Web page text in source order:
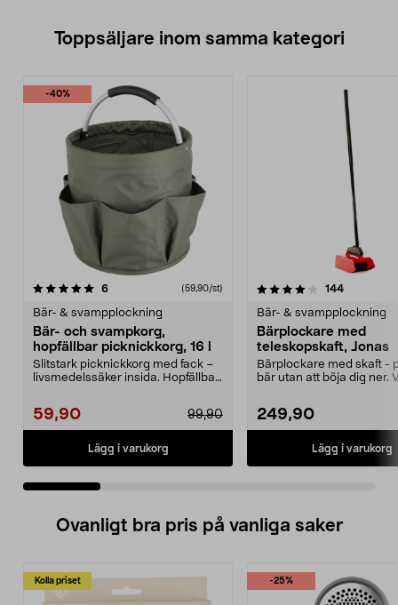
Toppsäljare inom samma kategori
-40%
6recensioner (59,90/st)
Bär- & svampplockning
Bär- och svampkorg,
hopfällbar picknickkorg, 16 l
Slitstark picknickkorg med fack –
livsmedelssäker insida. Hopfällbar
59,90 99,90
Lägg i varukorg
4.0 av 5 stjärnor 144
Bär- & svampplockning
Bärplockare med
teleskopskaft, Jonas
Bärplockare med skaft -
bär utan att böja dig ner.
249,90
Lägg i varukorg
4.0 av 5 stjärnor
Ovanligt bra pris på vanliga saker
Kolla priset -25%